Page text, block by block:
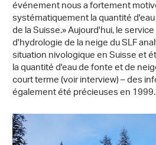
événement nous a fortement
systématiquement la quantité
de la Suisse.» Aujourd'hui, le
d'hydrologie de la neige du SLF
situation nivologique en Suisse et
la quantité d'eau de fonte et de
court terme (voir interview) – des
également été précieuses en 1999.